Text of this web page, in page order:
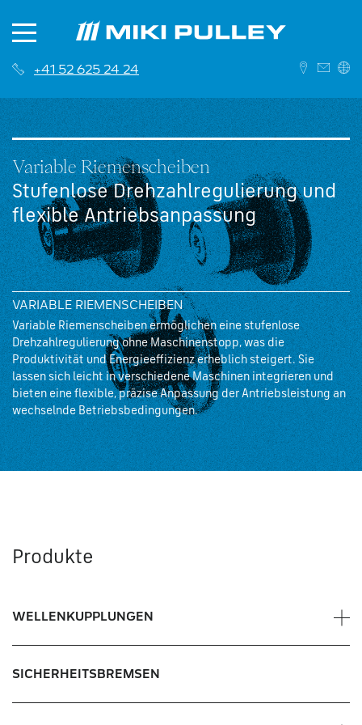
+41 52 625 24 24
DEUTSCH
ENGLISH
News
Über uns
Historie
Karriere
Kontakt
Niederlassungen
Vertriebsnetzwerk
Variable Riemenscheiben
Stufenlose Drehzahlregulierung und
flexible Antriebsanpassung
VARIABLE RIEMENSCHEIBEN
Variable Riemenscheiben ermöglichen eine stufenlose
Drehzahlregulierung ohne Maschinenstopp, was die
Produktivität und Energieeffizienz erheblich steigert. Sie
lassen sich leicht in verschiedene Maschinen integrieren und
bieten eine flexible, präzise Anpassung der Antriebsleistung an
wechselnde Betriebsbedingungen.
Produkte
WELLENKUPPLUNGEN
Lamellenkupplungen
Klauenkupplungen
SICHERHEITSBREMSEN